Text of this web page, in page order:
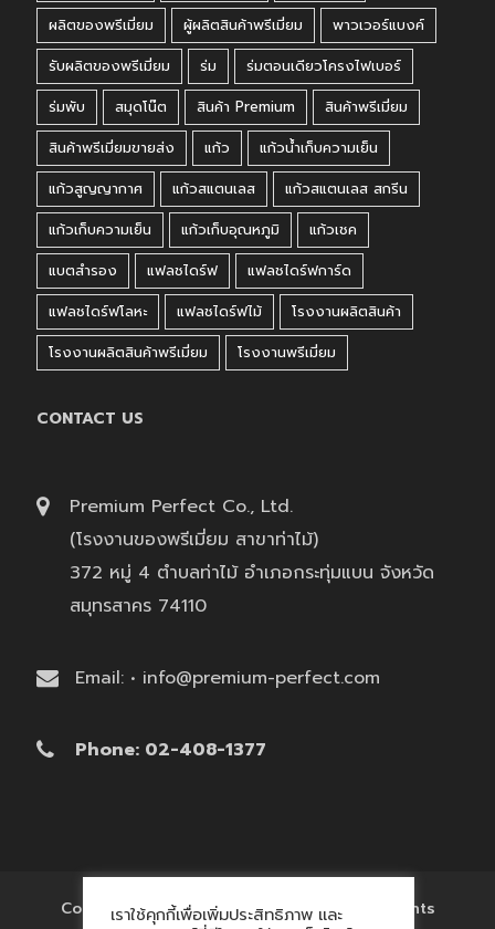
ผลิตของพรีเมี่ยม
ผู้ผลิตสินค้าพรีเมี่ยม
พาวเวอร์แบงค์
รับผลิตของพรีเมี่ยม
ร่ม
ร่มตอนเดียวโครงไฟเบอร์
ร่มพับ
สมุดโน๊ต สินค้า Premium
สินค้าพรีเมี่ยม
สินค้าพรีเมี่ยมขายส่ง
แก้ว
แก้วน้ำเก็บความเย็น
แก้วสูญญากาศ
แก้วสแตนเลส
แก้วสแตนเลส สกรีน
แก้วเก็บความเย็น
แก้วเก็บอุณหภูมิ
แก้วเชค
แบตสำรอง
แฟลชไดร์ฟ
แฟลชไดร์ฟการ์ด
แฟลชไดร์ฟโลหะ
แฟลชไดร์ฟไม้
โรงงานผลิตสินค้า
โรงงานผลิตสินค้าพรีเมี่ยม
โรงงานพรีเมี่ยม
CONTACT US
Premium Perfect Co., Ltd.
(โรงงานของพรีเมี่ยม สาขาท่าไม้)
372 หมู่ 4 ตำบลท่าไม้ อำเภอกระทุ่มแบน จังหวัด
สมุทรสาคร 74110
Email: • info@premium-perfect.com
Phone: 02-408-1377
Copyright © 2017 'โรงงานของพรีเมี่ยม' All Rights
เราใช้คุกกี้เพื่อเพิ่มประสิทธิภาพ และ